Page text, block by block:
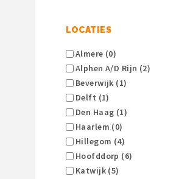
LOCATIES
Almere (0)
Alphen A/d Rijn (2)
Beverwijk (1)
Delft (1)
Den Haag (1)
Haarlem (0)
Hillegom (4)
Hoofddorp (6)
Katwijk (5)